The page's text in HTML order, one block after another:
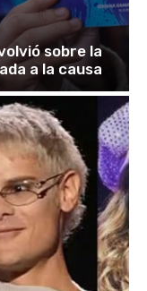
sobre la
a la causa